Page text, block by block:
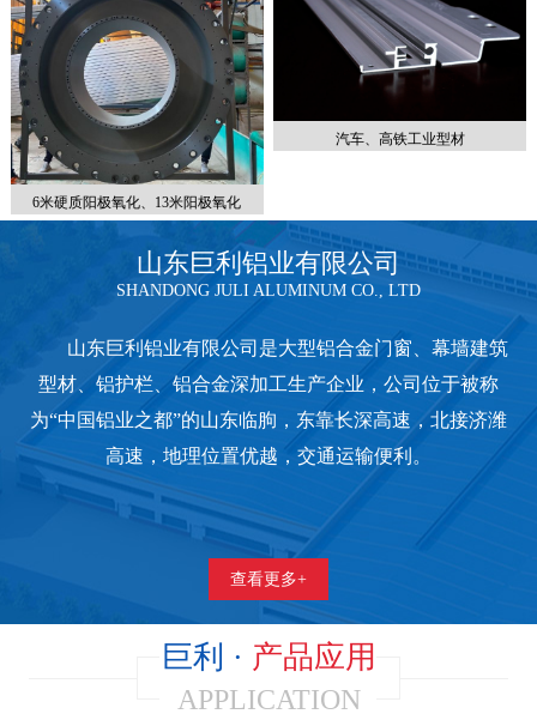
6米硬质阳极氧化、13米阳极氧化
汽车、高铁工业型材
山东巨利铝业有限公司
SHANDONG JULI ALUMINUM CO., LTD
山东巨利铝业有限公司是大型铝合金门窗、幕墙建筑
型材、铝护栏、铝合金深加工生产企业，公司位于被称
为“中国铝业之都”的山东临朐，东靠长深高速，北接济潍
高速，地理位置优越，交通运输便利。
查看更多+
巨利 · 产品应用
APPLICATION